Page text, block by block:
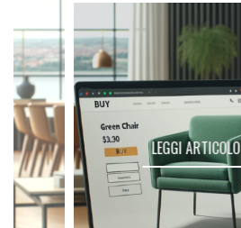
LEGGI ARTICOLO